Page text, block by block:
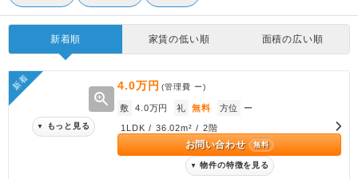
新着順 家賃の低い順 面積の広い順
新着
zoom_in
▼ もっと見る
4.0万円 (管理費 ー)
敷 4.0万円 礼 無料 方位 ー
1LDK / 36.02m² / 2階
お問い合わせ 無料
▼ 物件の特徴を見る